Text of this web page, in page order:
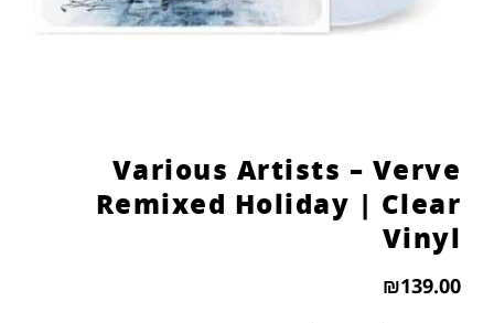
Various Artists – Verve
Remixed Holiday | Clear
Vinyl
₪139.00